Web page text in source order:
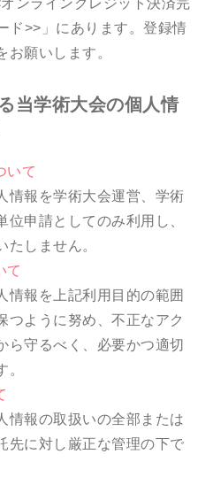
ンラインクレジット決済完
ド>>」にあります。登録情
お願いします。
当学術大会の個人情
いて
情報を学術大会運営、学術
申請としてのみ利用し、
たしません。
て
情報を上記利用目的の範囲
つように努め、不正なアク
ら守るべく、必要かつ適切
。
情報の取扱いの全部または
先に対し厳正な管理の下で